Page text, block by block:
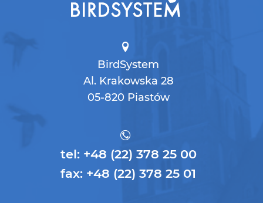
BirdSystem
Al. Krakowska 28
05-820 Piastów
tel: +48 (22) 378 25 00
fax: +48 (22) 378 25 01